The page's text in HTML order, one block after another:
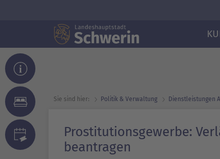
Sie sind hier: Politik & Verwaltung Dienst­leistungen
Prostitutionsgewerbe:
beantragen